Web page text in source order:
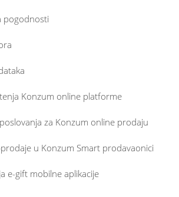
pogodnosti
Konzum online platforme
za Konzum online prodaju
u Konzum Smart prodavaonici
e-gift mobilne aplikacije